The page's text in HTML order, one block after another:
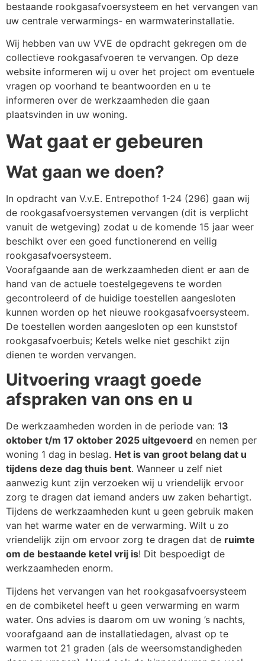
bestaande rookgasafvoersysteem en het vervangen van
uw centrale verwarmings- en warmwaterinstallatie.
Wij hebben van uw VVE de opdracht gekregen om de
collectieve rookgasafvoeren te vervangen. Op deze
website informeren wij u over het project om eventuele
vragen op voorhand te beantwoorden en u te
informeren over de werkzaamheden die gaan
plaatsvinden in uw woning.
Wat gaat er gebeuren
Wat gaan we doen?
In opdracht van V.v.E. Entrepothof 1-24 (296) gaan wij
de rookgasafvoersystemen vervangen (dit is verplicht
vanuit de wetgeving) zodat u de komende 15 jaar weer
beschikt over een goed functionerend en veilig
rookgasafvoersysteem.
Voorafgaande aan de werkzaamheden dient er aan de
hand van de actuele toestelgegevens te worden
gecontroleerd of de huidige toestellen aangesloten
kunnen worden op het nieuwe rookgasafvoersysteem.
De toestellen worden aangesloten op een kunststof
rookgasafvoerbuis; Ketels welke niet geschikt zijn
dienen te worden vervangen.
Uitvoering vraagt goede
afspraken van ons en u
De werkzaamheden worden in de periode van: 13
oktober t/m 17 oktober 2025 uitgevoerd en nemen per
woning 1 dag in beslag. Het is van groot belang dat u
tijdens deze dag thuis bent. Wanneer u zelf niet
aanwezig kunt zijn verzoeken wij u vriendelijk ervoor
zorg te dragen dat iemand anders uw zaken behartigt.
Tijdens de werkzaamheden kunt u geen gebruik maken
van het warme water en de verwarming. Wilt u zo
vriendelijk zijn om ervoor zorg te dragen dat de ruimte
om de bestaande ketel vrij is! Dit bespoedigt de
werkzaamheden enorm.
Tijdens het vervangen van het rookgasafvoersysteem
en de combiketel heeft u geen verwarming en warm
water. Ons advies is daarom om uw woning ’s nachts,
voorafgaand aan de installatiedagen, alvast op te
warmen tot 21 graden (als de weersomstandigheden